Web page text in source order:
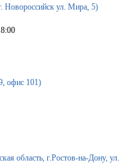
Новороссийск ул. Мира, 5)
офис 101)
область, г.Ростов-на-Дону, ул.